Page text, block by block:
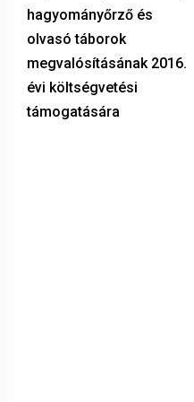
hagyományőrző és
olvasó táborok
megvalósításának 2016.
évi költségvetési
támogatására